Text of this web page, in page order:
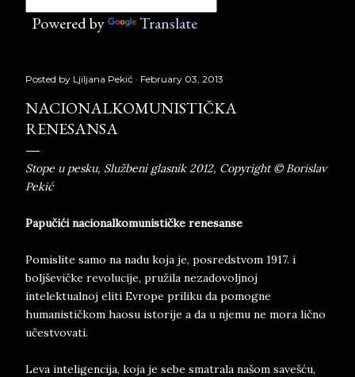
Powered by Translate
Posted by Ljiljana Pekić February 03, 2013
NACIONALKOMUNISTIČKA
RENESANSA
Stope u pesku, Službeni glasnik 2012, Copyright © Borislav
Pekić
Papučići nacionalkomunističke renesanse
Pomislite samo na nadu koja je, posredstvom 1917. i
boljševičke revolucije, pružila nezadovoljnoj
intelektualnoj eliti Evrope priliku da pomogne
humanističkom haosu istorije a da u njemu ne mora lično
učestvovati.
Leva inteligencija, koja je sebe smatrala našom savešću,